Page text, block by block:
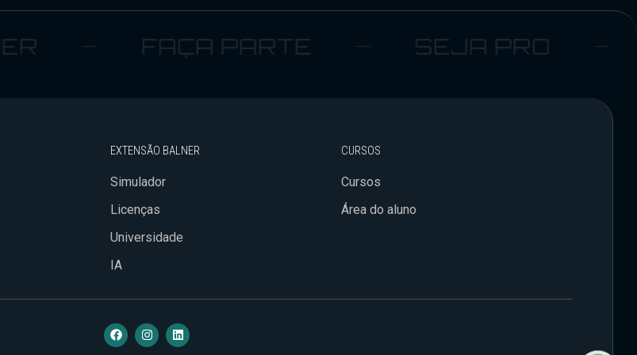
FAÇA PARTE SEJA PRO
EXTENSÃO BALNER
Simulador
Licenças
Universidade
IA
CURSOS
Cursos
Área do aluno